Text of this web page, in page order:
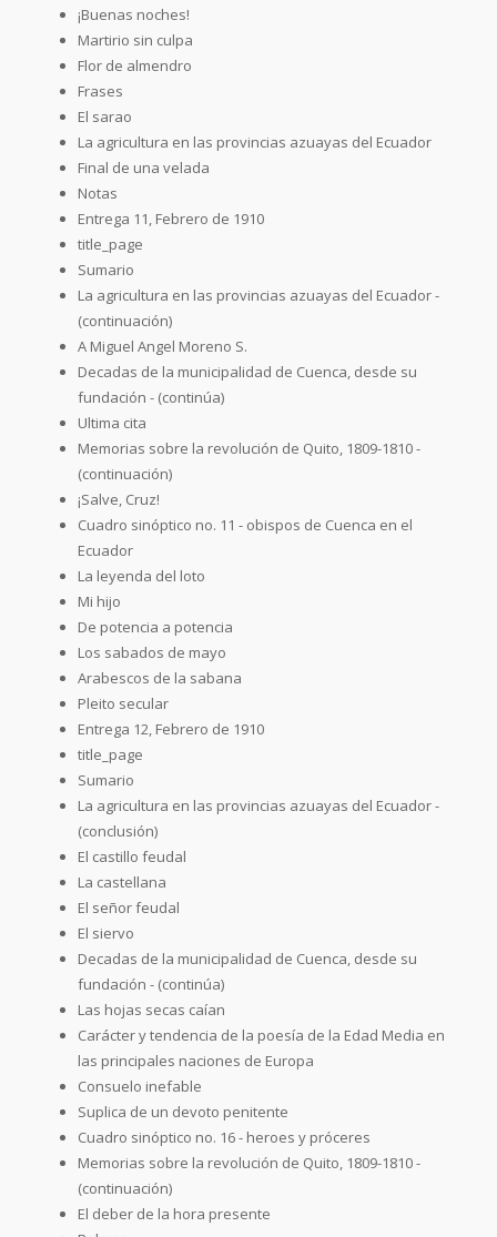
¡Buenas noches!
Martirio sin culpa
Flor de almendro
Frases
El sarao
La agricultura en las provincias azuayas del Ecuador
Final de una velada
Notas
Entrega 11, Febrero de 1910
title_page
Sumario
La agricultura en las provincias azuayas del Ecuador -
(continuación)
A Miguel Angel Moreno S.
Decadas de la municipalidad de Cuenca, desde su
fundación - (continúa)
Ultima cita
Memorias sobre la revolución de Quito, 1809-1810 -
(continuación)
¡Salve, Cruz!
Cuadro sinóptico no. 11 - obispos de Cuenca en el
Ecuador
La leyenda del loto
Mi hijo
De potencia a potencia
Los sabados de mayo
Arabescos de la sabana
Pleito secular
Entrega 12, Febrero de 1910
title_page
Sumario
La agricultura en las provincias azuayas del Ecuador -
(conclusión)
El castillo feudal
La castellana
El señor feudal
El siervo
Decadas de la municipalidad de Cuenca, desde su
fundación - (continúa)
Las hojas secas caían
Carácter y tendencia de la poesía de la Edad Media en
las principales naciones de Europa
Consuelo inefable
Suplica de un devoto penitente
Cuadro sinóptico no. 16 - heroes y próceres
Memorias sobre la revolución de Quito, 1809-1810 -
(continuación)
El deber de la hora presente